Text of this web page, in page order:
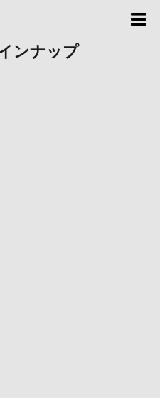
ンナップ